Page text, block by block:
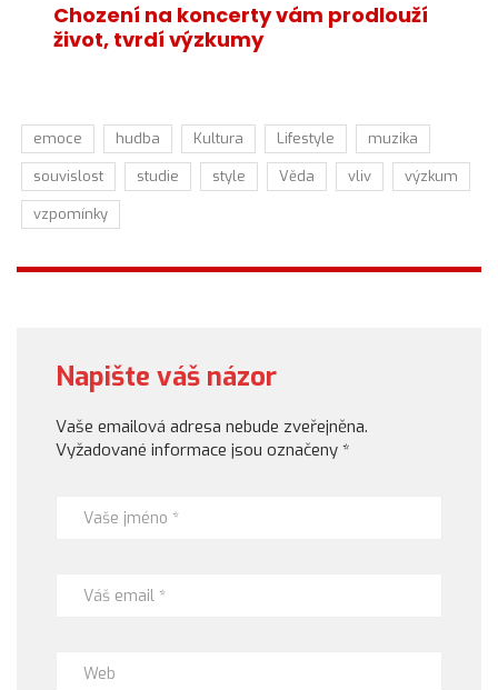
Chození na koncerty vám prodlouží
život, tvrdí výzkumy
emoce hudba Kultura Lifestyle
muzika
souvislost
studie style Věda vliv
výzkum
vzpomínky
Napište váš názor
Vaše emailová adresa nebude zveřejněna.
Vyžadované informace jsou označeny *